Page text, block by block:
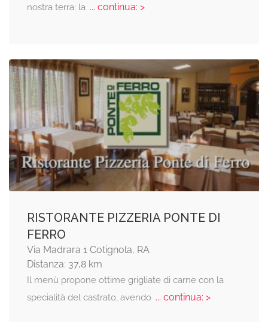
nostra terra: la ... continua: >
RISTORANTE PIZZERIA PONTE DI
FERRO
Via Madrara 1 Cotignola, RA
Distanza: 37,8 km
Il menù propone ottime grigliate di carne con la
specialità del castrato, avendo... continua: >